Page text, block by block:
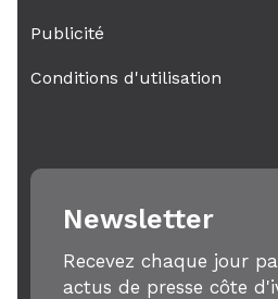
Publicité
Conditions d'utilisation
Newsletter
Recevez chaque jour
actus de presse côte